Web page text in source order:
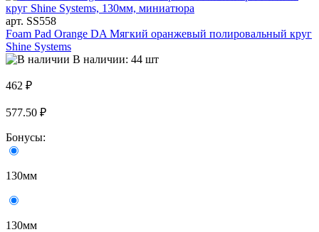
арт. SS558
Foam Pad Orange DA Мягкий оранжевый полировальный круг
Shine Systems
В наличии: 44 шт
462 ₽
577.50 ₽
Бонусы:
130мм
130мм